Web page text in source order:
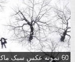
60 نمونه عکس سبک ماکسیمالیسم